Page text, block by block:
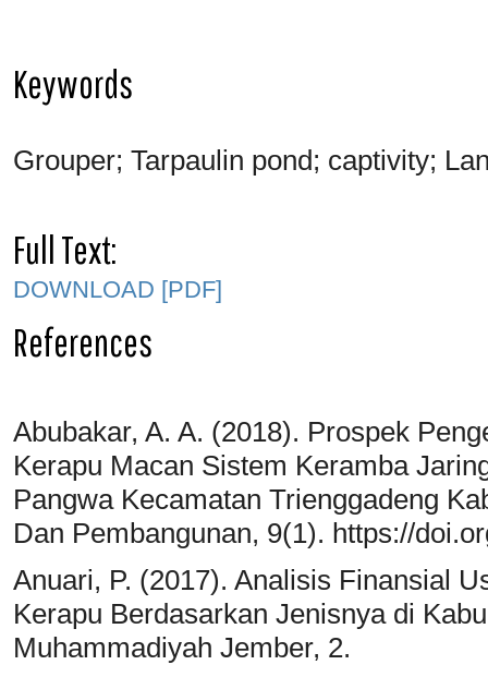
Keywords
Grouper; Tarpaulin pond; captivity;
Full Text:
DOWNLOAD [PDF]
References
Abubakar, A. A. (2018). Prospek
Kerapu Macan Sistem Keramba
Pangwa Kecamatan Trienggadeng
Dan Pembangunan, 9(1). https://
Anuari, P. (2017). Analisis Finansial
Kerapu Berdasarkan Jenisnya di
Muhammadiyah Jember, 2.